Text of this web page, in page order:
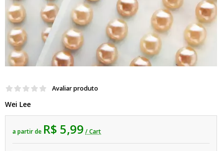
Avaliar produto
Wei Lee
a partir de R$ 5,99 / Cart